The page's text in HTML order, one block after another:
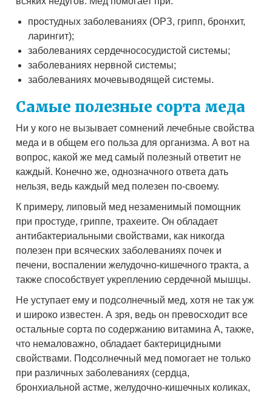
простудных заболеваниях (ОРЗ, грипп, бронхит,
ларингит);
заболеваниях сердечнососудистой системы;
заболеваниях нервной системы;
заболеваниях мочевыводящей системы.
Самые полезные сорта меда
Ни у кого не вызывает сомнений лечебные свойства
меда и в общем его польза для организма. А вот на
вопрос, какой же мед самый полезный ответит не
каждый. Конечно же, однозначного ответа дать
нельзя, ведь каждый мед полезен по-своему.
К примеру, липовый мед незаменимый помощник
при простуде, гриппе, трахеите. Он обладает
антибактериальными свойствами, как никогда
полезен при всяческих заболеваниях почек и
печени, воспалении желудочно-кишечного тракта, а
также способствует укреплению сердечной мышцы.
Не уступает ему и подсолнечный мед, хотя не так уж
и широко известен. А зря, ведь он превосходит все
остальные сорта по содержанию витамина А, также,
что немаловажно, обладает бактерицидными
свойствами. Подсолнечный мед помогает не только
при различных заболеваниях (сердца,
бронхиальной астме, желудочно-кишечных коликах,